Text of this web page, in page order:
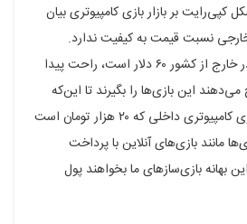
کپی‌رایت بر بازار بازی کامپیوتری بیان
نسبت قیمت به کیفیت ندارد.
بازی‌های قفل‌شکسته که در خارج از کشور ۶۰ دلار است، راحت پیدا
این بازی‌ها را بگیرند تا این‌که
بخواهند پولی بدهند و بازی کامپیوتری داخلی که ۲۰ هزار تومان است
مانند بازی‌های آنلاین با پرداخت
بهانه بازی‌سازهای ما بخواهند پول